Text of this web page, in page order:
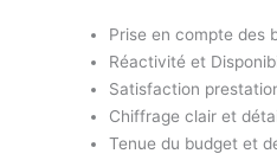
Prise en compte des
Réactivité et
Satisfaction
Chiffrage clair et
Tenue du budget et